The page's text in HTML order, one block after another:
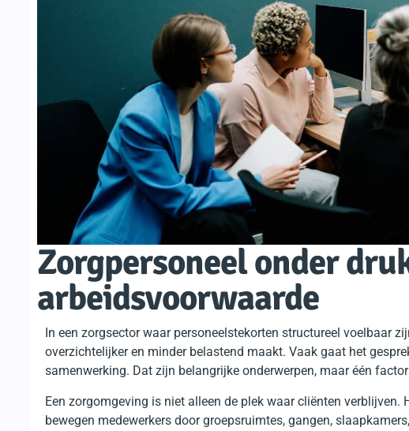
Zorgpersoneel onder
arbeidsvoorwaarde
In een zorgsector waar personeelstekorten structureel voelbaar
overzichtelijker en minder belastend maakt. Vaak gaat het
samenwerking. Dat zijn belangrijke onderwerpen, maar één
Een zorgomgeving is niet alleen de plek waar cliënten
bewegen medewerkers door groepsruimtes, gangen,